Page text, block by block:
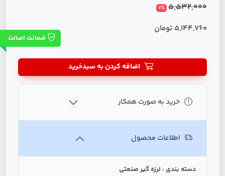
5,532,000
7%
5,144,760 تومان
ضمانت اصالت
اضافه کردن به سبدخرید
خرید به صورت همکار
اطلاعات محصول
دسته بندی : لرزه گیر صنعتی